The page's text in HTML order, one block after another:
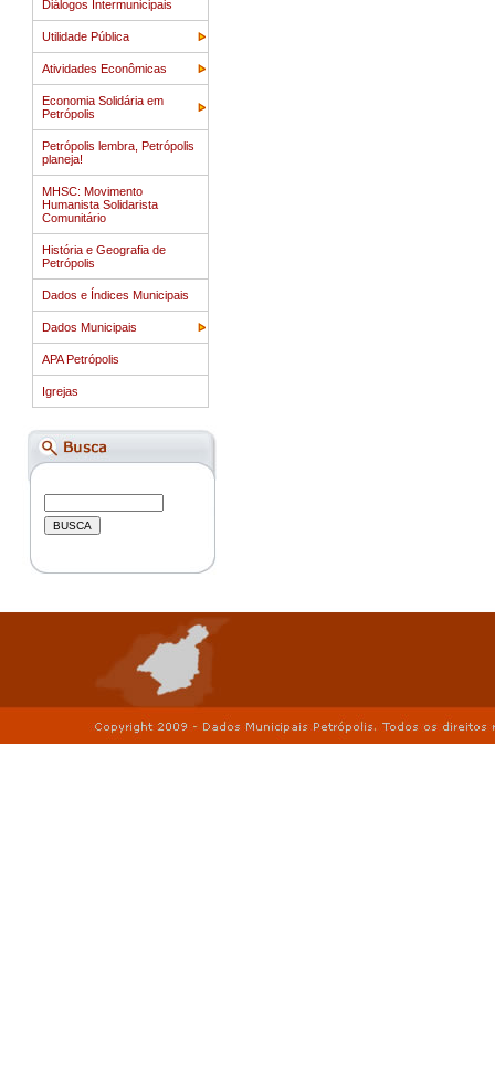
Diálogos Intermunicipais
Utilidade Pública
Atividades Econômicas
Economia Solidária em
Petrópolis
Petrópolis lembra, Petrópolis
planeja!
MHSC: Movimento
Humanista Solidarista
Comunitário
História e Geografia de
Petrópolis
Dados e Índices Municipais
Dados Municipais
APA Petrópolis
Igrejas